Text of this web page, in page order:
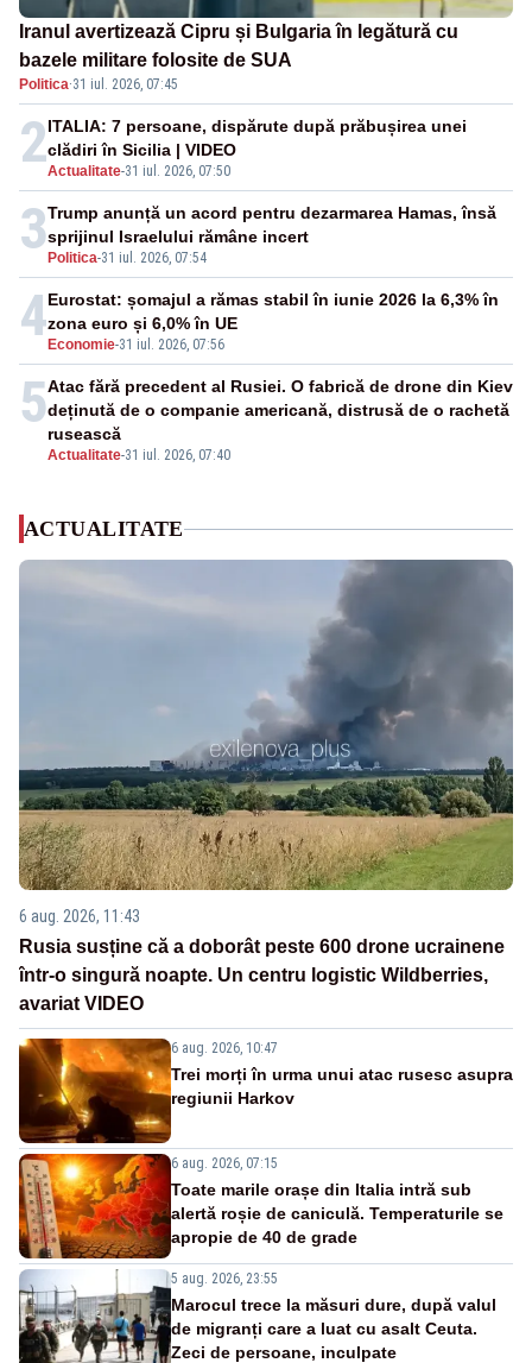
Iranul avertizează Cipru și Bulgaria în legătură cu
bazele militare folosite de SUA
Politica·31 iul. 2026, 07:45
2Actualitate-31 iul. 2026, 07:50
ITALIA: 7 persoane, dispărute după prăbușirea unei
clădiri în Sicilia | VIDEO
3 Politica-31 iul. 2026, 07:54
Trump anunță un acord pentru dezarmarea Hamas, însă
sprijinul Israelului rămâne incert
4 Economie-31 iul. 2026, 07:56
Eurostat: șomajul a rămas stabil în iunie 2026 la 6,3% în
zona euro și 6,0% în UE
5
Actualitate-31 iul. 2026, 07:40
Atac fără precedent al Rusiei. O fabrică de drone din Kiev
deținută de o companie americană, distrusă de o rachetă
rusească
ACTUALITATE
6 aug. 2026, 11:43
Rusia susține că a doborât peste 600 drone ucrainene
într-o singură noapte. Un centru logistic Wildberries,
avariat VIDEO
6 aug. 2026, 10:47
Trei morți în urma unui atac rusesc asupra
regiunii Harkov
6 aug. 2026, 07:15
Toate marile orașe din Italia intră sub
alertă roșie de caniculă. Temperaturile se
apropie de 40 de grade
5 aug. 2026, 23:55
Marocul trece la măsuri dure, după valul
de migranți care a luat cu asalt Ceuta.
Zeci de persoane, inculpate